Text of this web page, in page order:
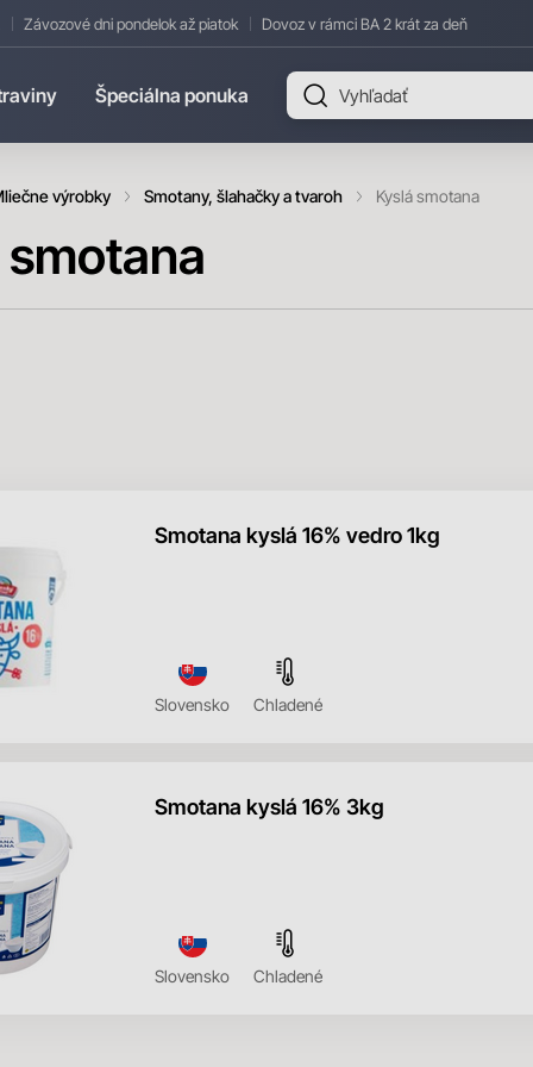
Závozové dni pondelok až piatok Dovoz v rámci BA 2 krát za deň
Špeciálna ponuka
výrobky Smotany, šlahačky a tvaroh Kyslá smotana
smotana
Smotana kyslá 16% vedro 1kg
Chladené
Slovensko
Smotana kyslá 16% 3kg
Chladené
Slovensko